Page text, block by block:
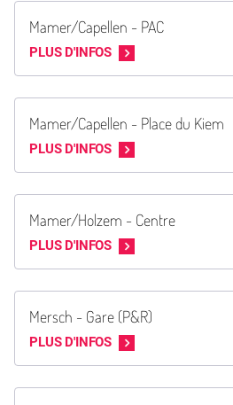
Mamer/Capellen - PAC
PLUS D'INFOS
Mamer/Capellen - Place du Kiem
PLUS D'INFOS
Mamer/Holzem - Centre
PLUS D'INFOS
Mersch - Gare (P&R)
PLUS D'INFOS